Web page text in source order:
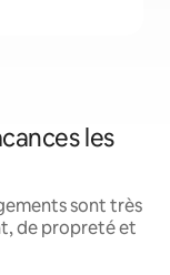
les
sont très
de propreté et